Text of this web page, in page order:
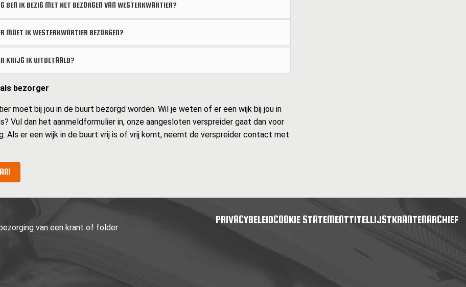
BEN IK BEZIG MET HET BEZORGEN VAN WESTERKWARTIER?
MOET IK WESTERKWARTIER BEZORGEN?
KRIJG IK UITBETAALD?
bezorger
moet bij jou in de buurt bezorgd worden. Wil je weten of er een wijk bij jou in
Vul dan het aanmeldformulier in, onze aangesloten verspreider gaat dan voor
Als er een wijk in de buurt vrij is of vrij komt, neemt de verspreider contact met
van een krant of folder
PRIVACYBELEIDCOOKIE STATEMENTTITELLIJSTKRANTENARCHIEF